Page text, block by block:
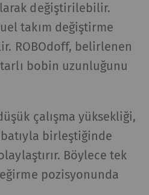
değiştirilebilir.
takım değiştirme
ROBOdoff, belirlenen
bobin uzunluğunu
çalışma yüksekliği,
birleştiğinde
Böylece tek
pozisyonunda